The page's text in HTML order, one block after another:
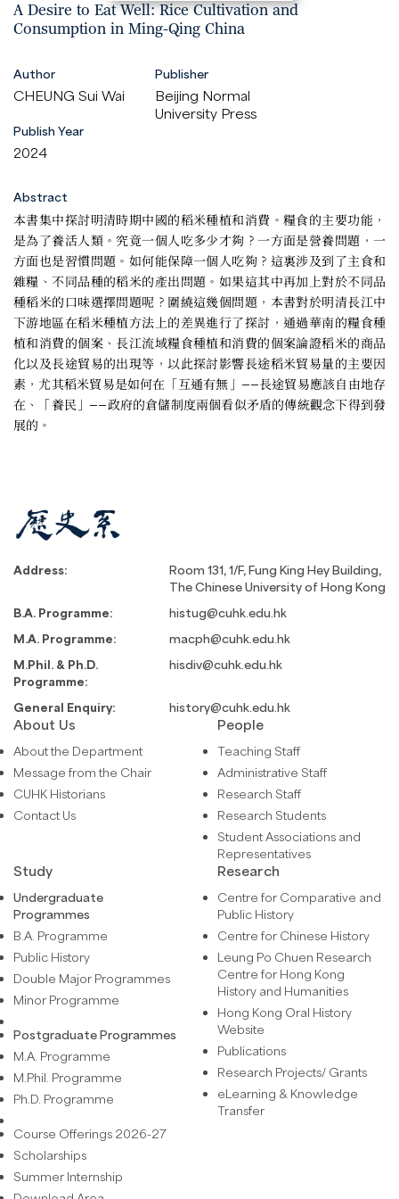
A Desire to Eat Well: Rice Cultivation and
Consumption in Ming-Qing China
Author
CHEUNG Sui Wai
Publisher
Beijing Normal
University Press
Publish Year
2024
Abstract
本書集中探討明清時期中國的稻米種植和消費。糧食的主要功能，
是為了養活人類。究竟一個人吃多少才夠？一方面是營養問題，一
方面也是習慣問題。如何能保障一個人吃夠？這裏涉及到了主食和
雜糧、不同品種的稻米的產出問題。如果這其中再加上對於不同品
種稻米的口味選擇問題呢？圍繞這幾個問題，本書對於明清長江中
下游地區在稻米種植方法上的差異進行了探討，通過華南的糧食種
植和消費的個案、長江流域糧食種植和消費的個案論證稻米的商品
化以及長途貿易的出現等，以此探討影響長途稻米貿易量的主要因
素，尤其稻米貿易是如何在「互通有無」——長途貿易應該自由地存
在、「養民」——政府的倉儲制度兩個看似矛盾的傳統觀念下得到發
展的。
Address:
Room 131, 1/F, Fung King Hey Building,
The Chinese University of Hong Kong
B.A. Programme:
histug@cuhk.edu.hk
M.A. Programme:
macph@cuhk.edu.hk
M.Phil. & Ph.D.
Programme:
hisdiv@cuhk.edu.hk
General Enquiry: history@cuhk.edu.hk
About Us
About the Department
Message from the Chair
CUHK Historians
Contact Us
People
Teaching Staff
Administrative Staff
Research Staff
Research Students
Student Associations and
Representatives
Study
Undergraduate
Programmes
B.A. Programme
Public History
Double Major Programmes
Minor Programme
Postgraduate Programmes
M.A. Programme
M.Phil. Programme
Ph.D. Programme
Course Offerings 2026-27
Scholarships
Summer Internship
Research
Centre for Comparative and
Public History
Centre for Chinese History
Leung Po Chuen Research
Centre for Hong Kong
History and Humanities
Hong Kong Oral History
Website
Publications
Research Projects/ Grants
eLearning & Knowledge
Transfer